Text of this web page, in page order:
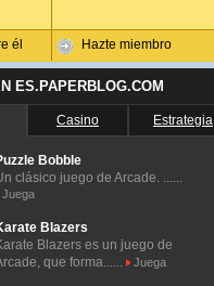
él Hazte miembro
ES.PAPERBLOG.COM
Casino Estrategia
Bobble
clásico juego de Arcade. ......
Juega
Blazers
Blazers es un juego de
que forma......
Juega